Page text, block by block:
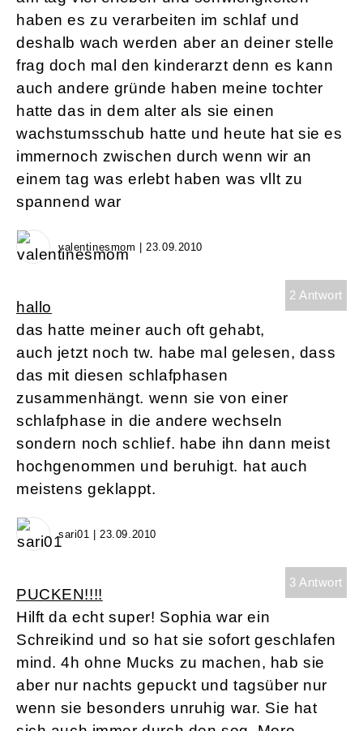
haben es zu verarbeiten im schlaf und
deshalb wach werden aber an deiner stelle
frag doch mal den kinderarzt denn es kann
auch andere gründe haben meine tochter
hatte das in dem alter als sie einen
wachstumsschub hatte und heute hat sie es
immernoch zwischen durch wenn wir an
einem tag was erlebt haben was vllt zu
spannend war
valentinesmom | 23.09.2010
2 Antwort
hallo
das hatte meiner auch oft gehabt,
auch jetzt noch tw. habe mal gelesen, dass
das mit diesen schlafphasen
zusammenhängt. wenn sie von einer
schlafphase in die andere wechseln
sondern noch schlief. habe ihn dann meist
hochgenommen und beruhigt. hat auch
meistens geklappt.
sari01 | 23.09.2010
3 Antwort
PUCKEN!!!!
Hilft da echt super! Sophia war ein
Schreikind und so hat sie sofort geschlafen
mind. 4h ohne Mucks zu machen, hab sie
aber nur nachts gepuckt und tagsüber nur
wenn sie besonders unruhig war. Sie hat